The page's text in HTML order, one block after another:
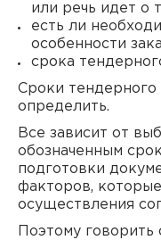
или речь идет о
есть ли
особенности
срока
Сроки тендерного
определить.
Все зависит от
обозначенным
подготовки
факторов,
осуществления
Поэтому